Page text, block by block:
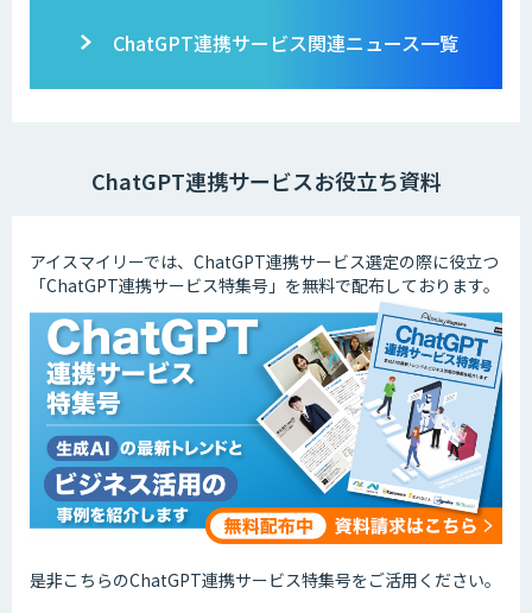
ChatGPT連携サービス関連ニュース一覧
ChatGPT連携サービスお役立ち資料
アイスマイリーでは、ChatGPT連携サービス選定の際に役立つ
「ChatGPT連携サービス特集号」を無料で配布しております。
是非こちらのChatGPT連携サービス特集号をご活用ください。